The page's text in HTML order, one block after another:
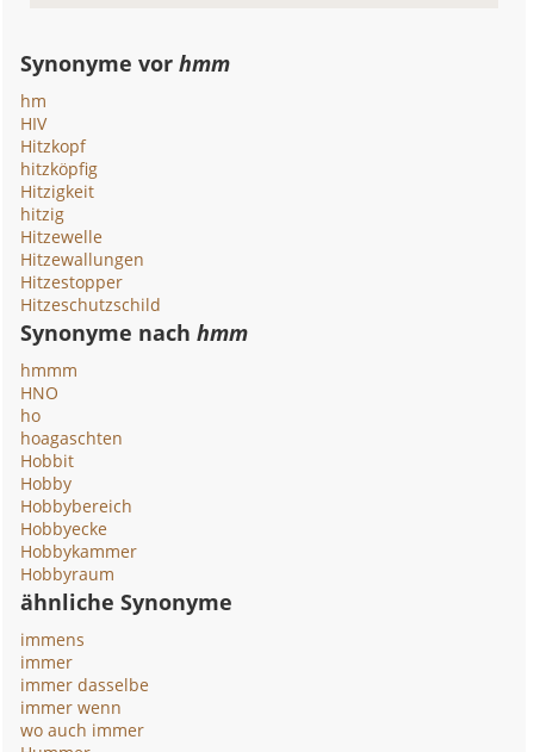
Synonyme vorhmm
hm
HIV
Hitzkopf
hitzköpfig
Hitzigkeit
hitzig
Hitzewelle
Hitzewallungen
Hitzestopper
Hitzeschutzschild
Synonyme nachhmm
hmmm
HNO
ho
hoagaschten
Hobbit
Hobby
Hobbybereich
Hobbyecke
Hobbykammer
Hobbyraum
ähnliche Synonyme
immens
immer
immer dasselbe
immer wenn
wo auch immer